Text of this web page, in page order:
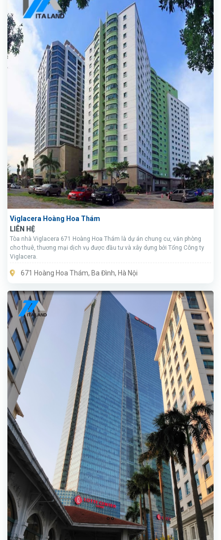
Viglacera Hoàng Hoa Thám
LIÊN HỆ
Tòa nhà Viglacera 671 Hoàng Hoa Thám là dự án chung cư, văn phòng
cho thuê, thương mại dịch vụ được đầu tư và xây dựng bởi Tổng Công ty
Viglacera.
671 Hoàng Hoa Thám, Ba Đình, Hà Nội